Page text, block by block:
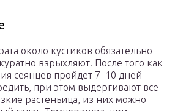
около кустиков обязательно
взрыхляют. После того как
сеянцев пройдет 7–10 дней
при этом выдергивают все
растеньица, из них можно